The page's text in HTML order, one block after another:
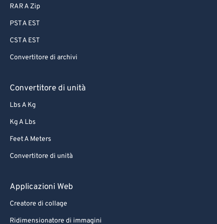
RAR A Zip
PST A EST
CST A EST
Convertitore di archivi
Convertitore di unità
Lbs A Kg
Kg A Lbs
Feet A Meters
Convertitore di unità
Applicazioni Web
Creatore di collage
Ridimensionatore di immagini